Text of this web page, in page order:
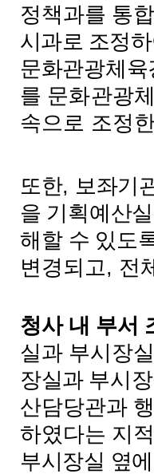
정책과를 통합
시과로 조정
문화관광체
를 문화관광
속으로 조정
또한, 보좌기
을 기획예산실
해할 수 있도
변경되고, 전
청사 내 부서
실과 부시장
장실과 부시
산담당관과
하였다는 지
부시장실 옆